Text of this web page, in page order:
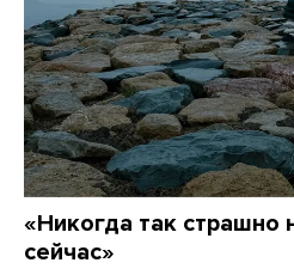
«Никогда так страшно
сейчас»